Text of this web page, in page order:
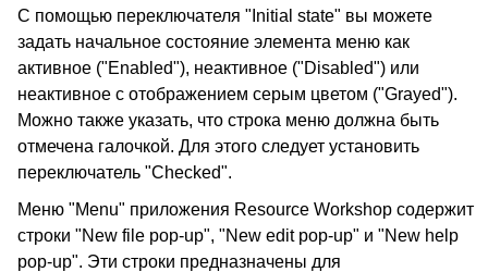
С помощью переключателя "Initial state" вы можете
задать начальное состояние элемента меню как
активное ("Enabled"), неактивное ("Disabled") или
неактивное с отображением серым цветом ("Grayed").
Можно также указать, что строка меню должна быть
отмечена галочкой. Для этого следует установить
переключатель "Checked".
Меню "Menu" приложения Resource Workshop содержит
строки "New file pop-up", "New edit pop-up" и "New help
pop-up". Эти строки предназначены для